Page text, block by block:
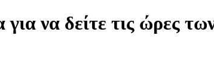
να δείτε τις ώρες